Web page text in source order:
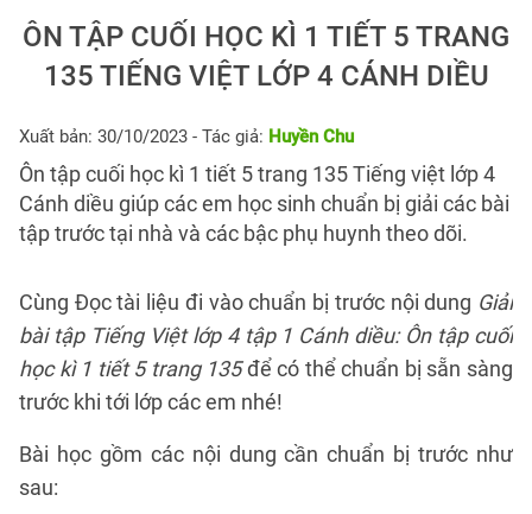
ÔN TẬP CUỐI HỌC KÌ 1 TIẾT 5 TRANG
135 TIẾNG VIỆT LỚP 4 CÁNH DIỀU
Xuất bản: 30/10/2023 - Tác giả: Huyền Chu
Ôn tập cuối học kì 1 tiết 5 trang 135 Tiếng việt lớp 4
Cánh diều giúp các em học sinh chuẩn bị giải các bài
tập trước tại nhà và các bậc phụ huynh theo dõi.
Cùng Đọc tài liệu đi vào chuẩn bị trước nội dung Giải
bài tập Tiếng Việt lớp 4 tập 1 Cánh diều: Ôn tập cuối
học kì 1 tiết 5 trang 135để có thể chuẩn bị sẵn sàng
trước khi tới lớp các em nhé!
Bài học gồm các nội dung cần chuẩn bị trước như
sau: